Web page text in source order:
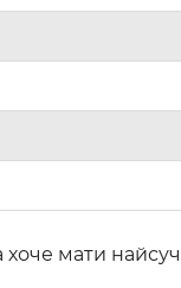
хоче мати